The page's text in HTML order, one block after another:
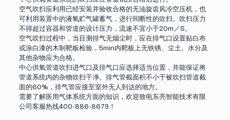
空气吹扫应利用已经安装并验收合格的无油旋齿风冷空压机，也
可利用装置中的液氧贮气罐蓄气，进行间断性的吹扫。吹扫压力
不得超过容器和管道的设计压力，流速不宜小于20m／S。
空气吹扫过程中，当目测排气无烟尘时，应在排气口设置贴白布
或涂白漆的木制靶板检验，5min内靶板上无铁锈、尘土、水分及
其他杂物应为合格。
中心供氧管道吹扫进气口及排气口应选择适当位置，并能保证将
管道系统内的杂物吹扫干净。排气管截面积不小于被吹扫管道截
面的60%，排气管应接至室外无人到达的地方。
需要了解医用气体系统方面的知识，欢迎致电东亮智能技术有限
公司客服热线400-886-8679！